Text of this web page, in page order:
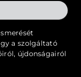
a szolgáltató
újdonságairól